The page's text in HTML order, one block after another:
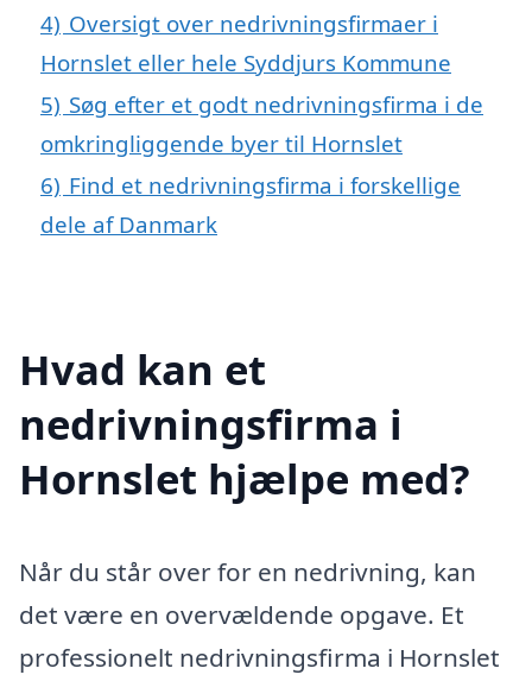
4) Oversigt over nedrivningsfirmaer i
Hornslet eller hele Syddjurs Kommune
5) Søg efter et godt nedrivningsfirma i de
omkringliggende byer til Hornslet
6) Find et nedrivningsfirma i forskellige
dele af Danmark
Hvad kan et
nedrivningsfirma i
Hornslet hjælpe med?
Når du står over for en nedrivning, kan
det være en overvældende opgave. Et
professionelt nedrivningsfirma i Hornslet